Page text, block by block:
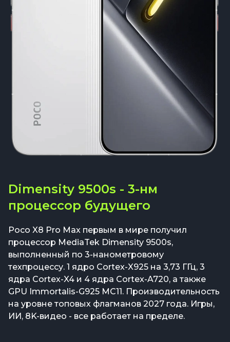
Dimensity 9500s - 3-нм
процессор будущего
Poco X8 Pro Max первым в мире получил
процессор MediaTek Dimensity 9500s,
выполненный по 3-нанометровому
техпроцессу. 1 ядро Cortex-X925 на 3,73 ГГц, 3
ядра Cortex-X4 и 4 ядра Cortex-A720, а также
GPU Immortalis-G925 MC11. Производительность
на уровне топовых флагманов 2027 года. Игры,
ИИ, 8K-видео - все работает на пределе.